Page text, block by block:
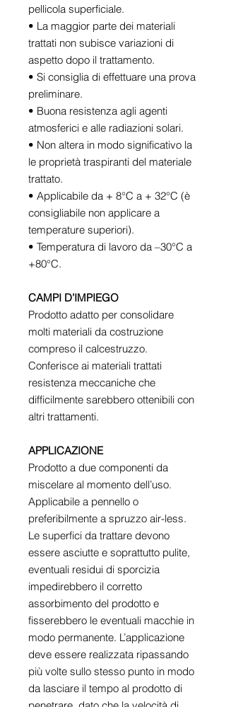
pellicola superficiale.
• La maggior parte dei materiali
trattati non subisce variazioni di
aspetto dopo il trattamento.
• Si consiglia di effettuare una prova
preliminare.
• Buona resistenza agli agenti
atmosferici e alle radiazioni solari.
• Non altera in modo significativo la
le proprietà traspiranti del materiale
trattato.
• Applicabile da + 8°C a + 32°C (è
consigliabile non applicare a
temperature superiori).
• Temperatura di lavoro da –30°C a
+80°C.
CAMPI D’IMPIEGO
Prodotto adatto per consolidare
molti materiali da costruzione
compreso il calcestruzzo.
Conferisce ai materiali trattati
resistenza meccaniche che
difficilmente sarebbero ottenibili con
altri trattamenti.
APPLICAZIONE
Prodotto a due componenti da
miscelare al momento dell’uso.
Applicabile a pennello o
preferibilmente a spruzzo air-less.
Le superfici da trattare devono
essere asciutte e soprattutto pulite,
eventuali residui di sporcizia
impedirebbero il corretto
assorbimento del prodotto e
fisserebbero le eventuali macchie in
modo permanente. L’applicazione
deve essere realizzata ripassando
più volte sullo stesso punto in modo
da lasciare il tempo al prodotto di